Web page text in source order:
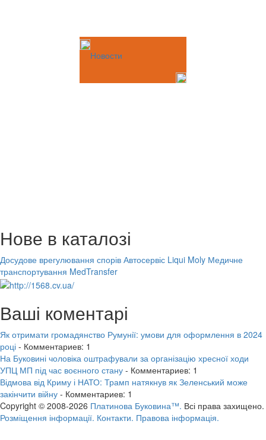
Новости
Нове в каталозі
Досудове врегулювання спорів Автосервіс Liqui Moly Медичне
транспортування MedTransfer
Ваші коментарі
Як отримати громадянство Румунії: умови для оформлення в 2024
році - Комментариев: 1
На Буковині чоловіка оштрафували за організацію хресної ходи
УПЦ МП під час воєнного стану - Комментариев: 1
Відмова від Криму і НАТО: Трамп натякнув як Зеленський може
закінчити війну - Комментариев: 1
Copyright © 2008-2026 Платинова Буковина™. Всі права захищено.
Розміщення інформації. Контакти. Правова інформація.